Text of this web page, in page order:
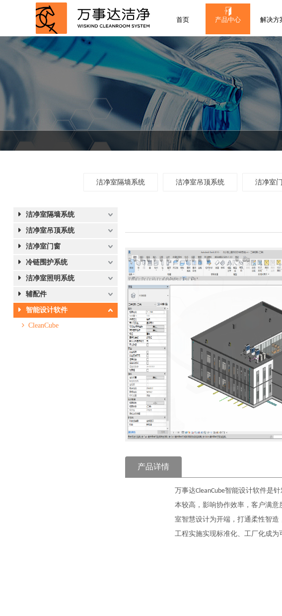
首页 产品中心 解决方
洁净室隔墙系统 洁净室吊顶系统 洁净室
洁净室隔墙系统
洁净室吊顶系统
洁净室门窗
冷链围护系统
洁净室照明系统
辅配件
智能设计软件
CleanCube
产品详情
万事达CleanCube智能设计软件是
本较高，影响协作效率，客户满意
室智慧设计为开端，打通柔性智造
工程实施实现标准化、工厂化成为